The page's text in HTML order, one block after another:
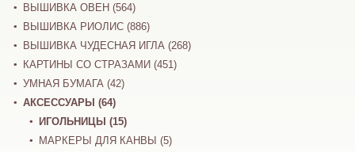
ВЫШИВКА ОВЕН (564)
ВЫШИВКА РИОЛИС (886)
ВЫШИВКА ЧУДЕСНАЯ ИГЛА (268)
КАРТИНЫ СО СТРАЗАМИ (451)
УМНАЯ БУМАГА (42)
АКСЕССУАРЫ (64)
ИГОЛЬНИЦЫ (15)
МАРКЕРЫ ДЛЯ КАНВЫ (5)